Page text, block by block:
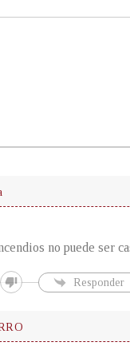
no puede ser
Responder